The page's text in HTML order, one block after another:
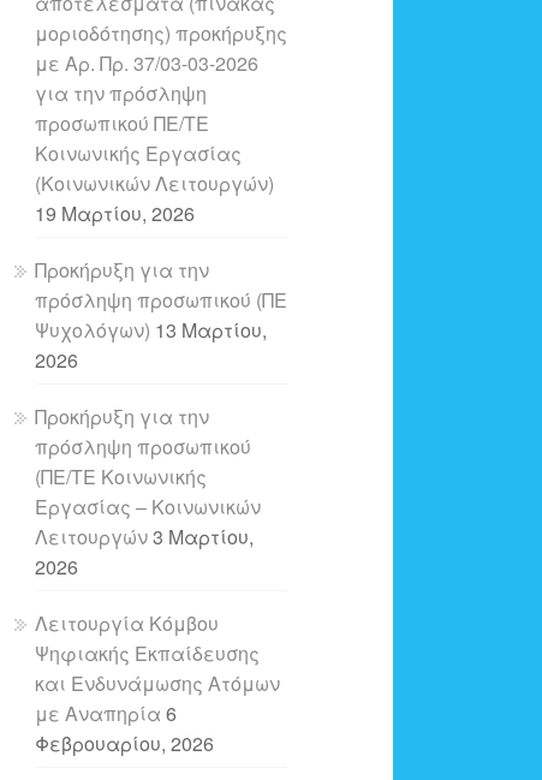
μοριοδότησης) προκήρυξης
με Αρ. Πρ. 37/03-03-2026
για την πρόσληψη
προσωπικού ΠΕ/ΤΕ
Κοινωνικής Εργασίας
(Κοινωνικών Λειτουργών)
19 Μαρτίου, 2026
Προκήρυξη για την
πρόσληψη προσωπικού (ΠΕ
Ψυχολόγων) 13 Μαρτίου,
2026
Προκήρυξη για την
πρόσληψη προσωπικού
(ΠΕ/ΤΕ Κοινωνικής
Εργασίας – Κοινωνικών
Λειτουργών3 Μαρτίου,
2026
Λειτουργία Κόμβου
Ψηφιακής Εκπαίδευσης
και Ενδυνάμωσης Ατόμων
με Αναπηρία 6
Φεβρουαρίου, 2026